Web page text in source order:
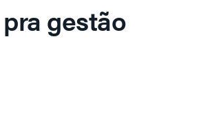
gestão